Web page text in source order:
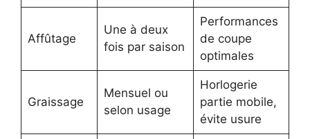
Affûtage
Une à deux
fois par saison
Performances
de coupe
optimales
Graissage
Mensuel ou
selon usage
Horlogerie
partie mobile,
évite usure